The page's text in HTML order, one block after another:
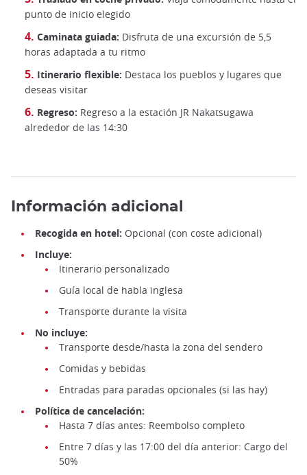
Senderismo en Nakasendo©️Discover Gifu
punto de inicio elegido
Caminata guiada: Disfruta de una excursión de 5,5
horas adaptada a tu ritmo
Itinerario flexible: Destaca los pueblos y lugares que
deseas visitar
Regreso: Regreso a la estación JR Nakatsugawa
alrededor de las 14:30
Información adicional
Recogida en hotel: Opcional (con coste adicional)
Incluye:
Itinerario personalizado
Guía local de habla inglesa
Transporte durante la visita
No incluye:
Transporte desde/hasta la zona del sendero
Comidas y bebidas
Entradas para paradas opcionales (si las hay)
Política de cancelación:
Hasta 7 días antes: Reembolso completo
Entre 7 días y las 17:00 del día anterior: Cargo del
50%